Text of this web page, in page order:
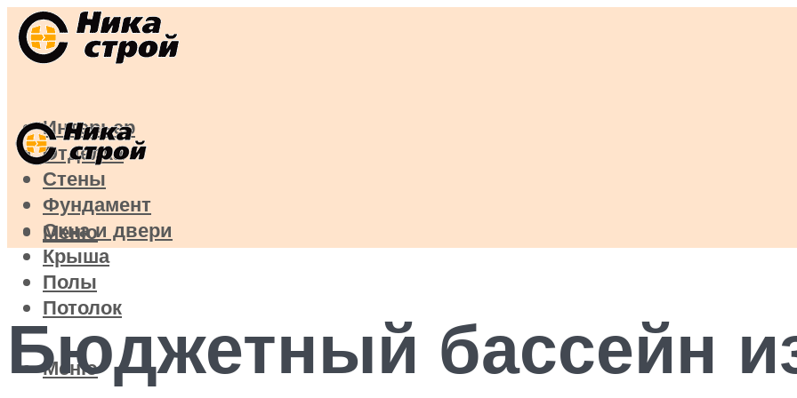
Интерьер
Отделка
Стены
Фундамент
Окна и двери
Крыша
Полы
Потолок
Меню
Меню
Бюджетный бассейн